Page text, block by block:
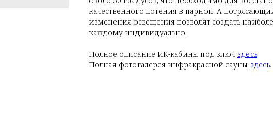
качественного потения в парной. А
изменения освещения позволят создать
каждому индивидуально.
Полное описание ИК-кабины под ключ здесь.
Полная фотогалерея инфракрасной сауны здесь.